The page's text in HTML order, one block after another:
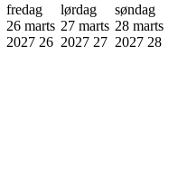
fredag
26 marts
2027 26
lørdag
27 marts
2027 27
søndag
28 marts
2027 28